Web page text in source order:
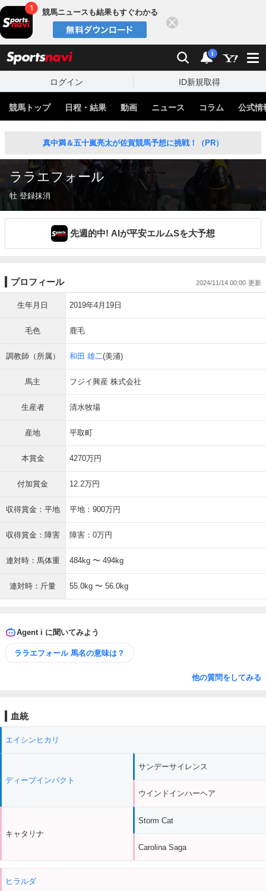
競馬ニュースも結果もすぐわかる
検索 通知
i
ログイン ID新規取得
競馬トップ 日程・結果 動画 ニュース コラム 公式情
真中満＆五十嵐亮太が佐賀競馬予想に挑戦！（PR）
ララエフォール
牡 登録抹消
先週的中! AIが平安エルムSを大予想
プロフィール 2024/11/14 00:00
生年月日 2019年4月19日
毛色 鹿毛
調教師（所属） 和田 雄二(美浦)
馬主 フジイ興産 株式会社
生産者 清水牧場
産地 平取町
本賞金 4270万円
付加賞金 12.2万円
収得賞金：平地 平地：900万円
収得賞金：障害 障害：0万円
連対時：馬体重 484kg 〜 494kg
連対時：斤量 55.0kg 〜 56.0kg
Agent i に聞いてみよう
ララエフォール 馬名の意味は？
他の質問をしてみる
血統
エイシンヒカリ
ディープインパクト
キャタリナ
サンデーサイレンス
ウインドインハーヘア
Storm Cat
Carolina Saga
ヒラルダ